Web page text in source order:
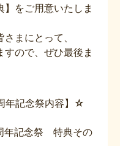
をご用意いたしま
まにとって、
ので、ぜひ最後ま
年記念祭内容】☆
年記念祭 特典その